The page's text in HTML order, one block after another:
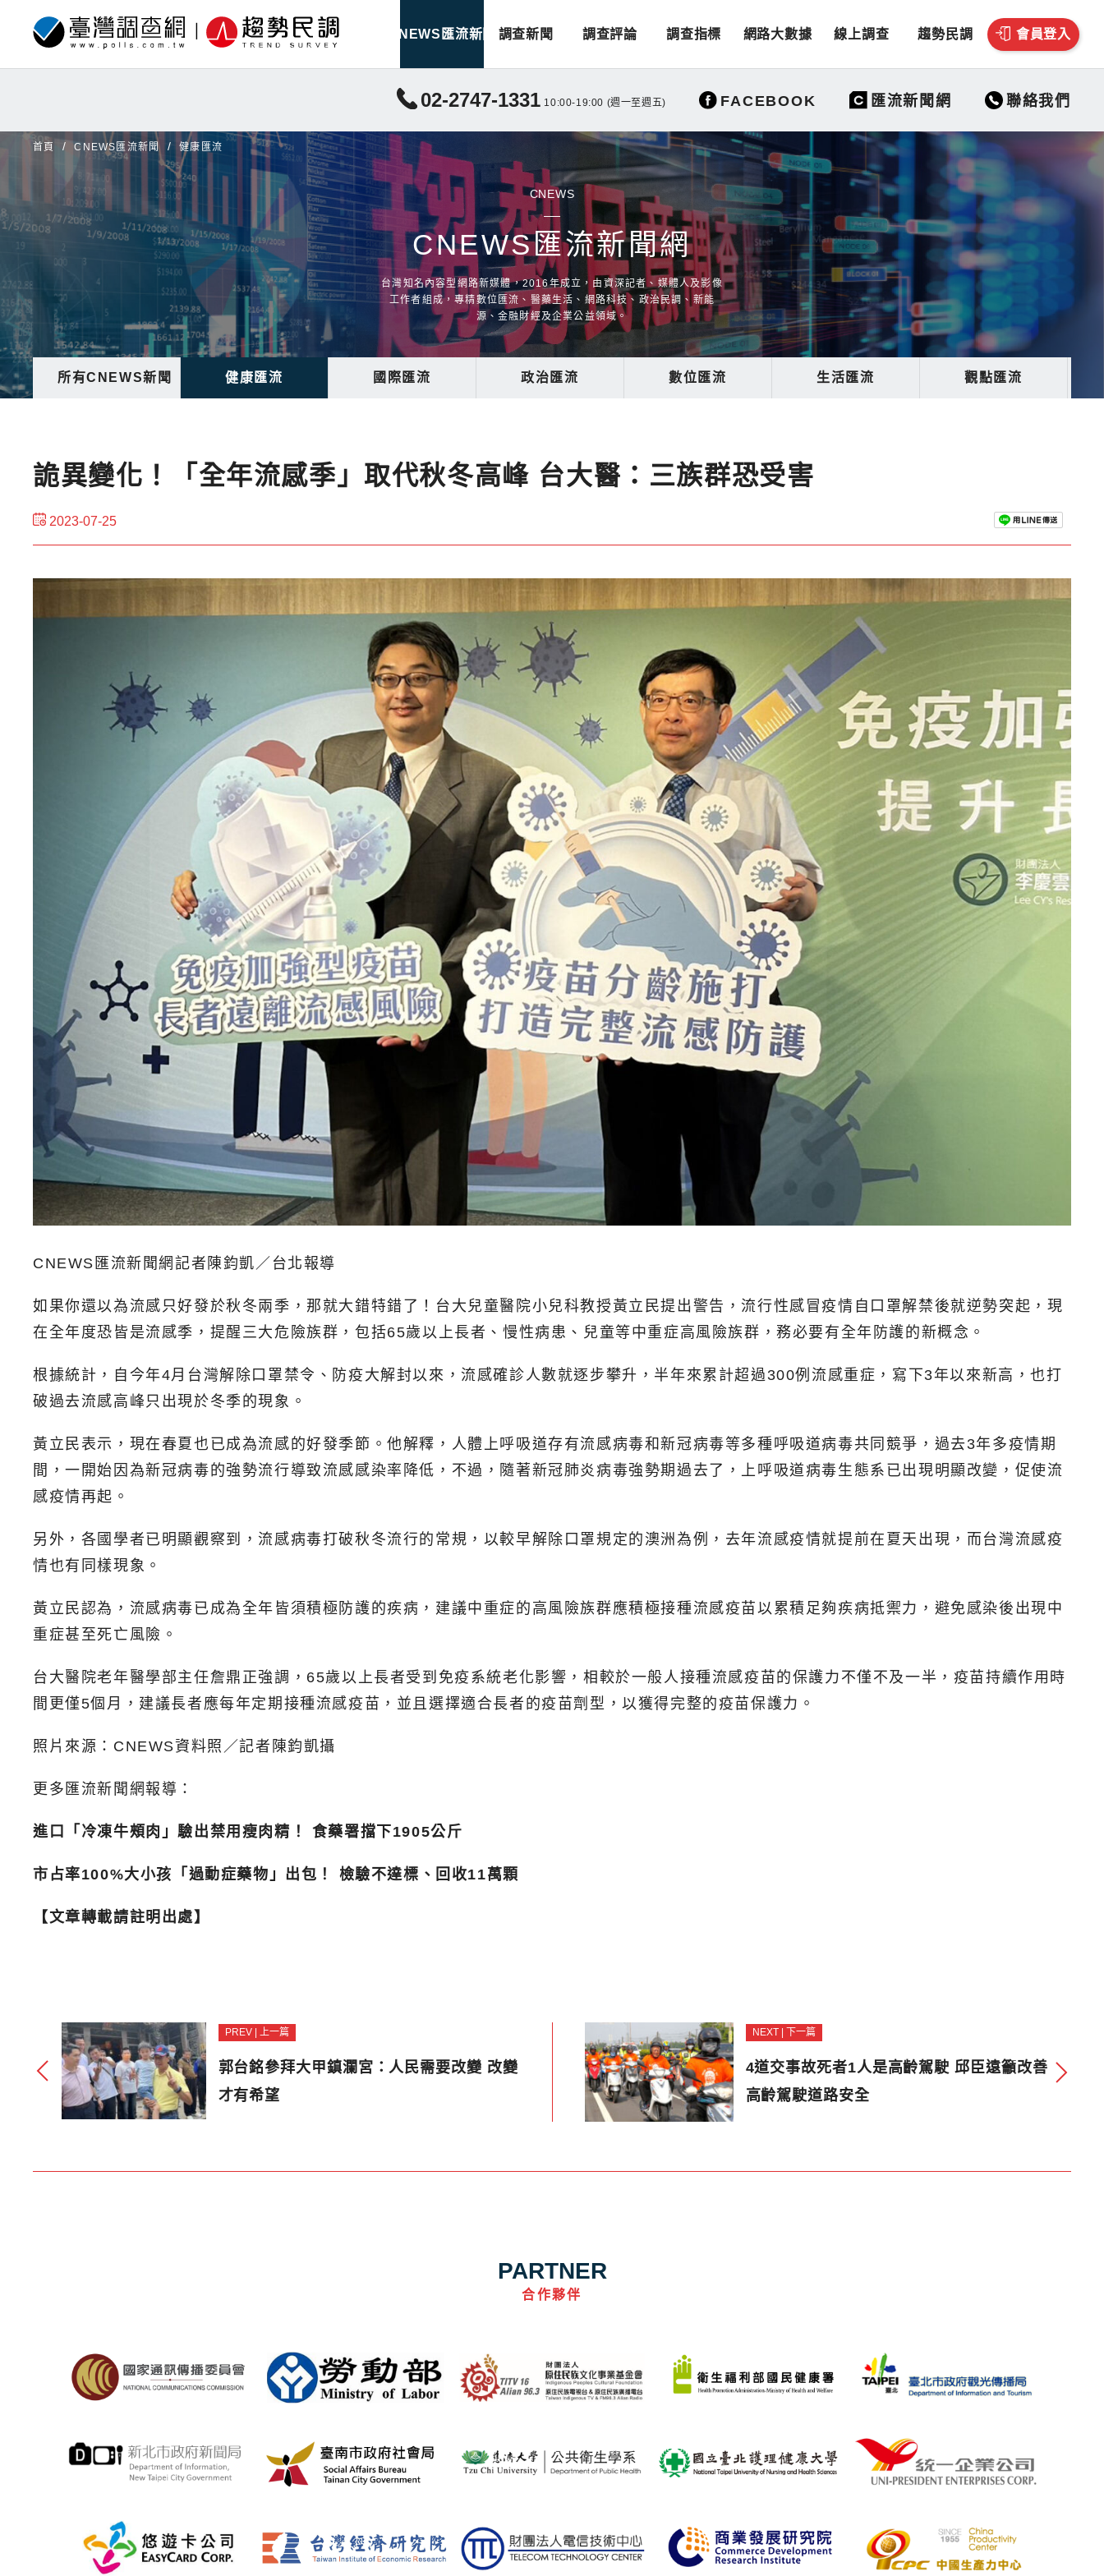
CNEWS匯流新聞 調查新聞 調查評論 調查指標 網路大數據 線上調查 趨勢民調 會員登入
02-2747-1331 10:00-19:00 (週一至週五) FACEBOOK 匯流新聞網 聯絡我們
首頁 CNEWS匯流新聞 健康匯流
CNEWS
CNEWS匯流新聞網
台灣知名內容型網路新媒體，2016年成立，由資深記者、媒體人及影像
工作者組成，專精數位匯流、醫藥生活、網路科技、政治民調、新能
源、金融財經及企業公益領域。
所有CNEWS新聞 健康匯流 國際匯流 政治匯流 數位匯流 生活匯流 觀點匯流
詭異變化！「全年流感季」取代秋冬高峰 台大醫：三族群恐受害
2023-07-25
CNEWS匯流新聞網記者陳鈞凱／台北報導
如果你還以為流感只好發於秋冬兩季，那就大錯特錯了！台大兒童醫院小兒科教授黃立民提出警告，流行性感冒疫情自口罩解禁後就逆勢突起，現
在全年度恐皆是流感季，提醒三大危險族群，包括65歲以上長者、慢性病患、兒童等中重症高風險族群，務必要有全年防護的新概念。
根據統計，自今年4月台灣解除口罩禁令、防疫大解封以來，流感確診人數就逐步攀升，半年來累計超過300例流感重症，寫下3年以來新高，也打
破過去流感高峰只出現於冬季的現象。
黃立民表示，現在春夏也已成為流感的好發季節。他解釋，人體上呼吸道存有流感病毒和新冠病毒等多種呼吸道病毒共同競爭，過去3年多疫情期
間，一開始因為新冠病毒的強勢流行導致流感感染率降低，不過，隨著新冠肺炎病毒強勢期過去了，上呼吸道病毒生態系已出現明顯改變，促使流
感疫情再起。
另外，各國學者已明顯觀察到，流感病毒打破秋冬流行的常規，以較早解除口罩規定的澳洲為例，去年流感疫情就提前在夏天出現，而台灣流感疫
情也有同樣現象。
黃立民認為，流感病毒已成為全年皆須積極防護的疾病，建議中重症的高風險族群應積極接種流感疫苗以累積足夠疾病抵禦力，避免感染後出現中
重症甚至死亡風險。
台大醫院老年醫學部主任詹鼎正強調，65歲以上長者受到免疫系統老化影響，相較於一般人接種流感疫苗的保護力不僅不及一半，疫苗持續作用時
間更僅5個月，建議長者應每年定期接種流感疫苗，並且選擇適合長者的疫苗劑型，以獲得完整的疫苗保護力。
照片來源：CNEWS資料照／記者陳鈞凱攝
更多匯流新聞網報導：
進口「冷凍牛頰肉」驗出禁用瘦肉精！ 食藥署擋下1905公斤
市占率100%大小孩「過動症藥物」出包！ 檢驗不達標、回收11萬顆
【文章轉載請註明出處】
PREV | 上一篇
郭台銘參拜大甲鎮瀾宮：人民需要改變 改變
才有希望
NEXT | 下一篇
4道交事故死者1人是高齡駕駛 邱臣遠籲改善
高齡駕駛道路安全
PARTNER
合作夥伴